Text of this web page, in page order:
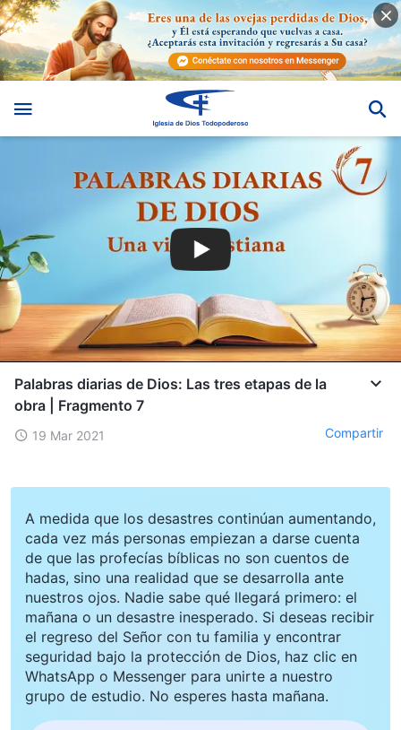
Palabras diarias de Dios: Las tres etapas de la
obra | Fragmento 7
19 Mar 2021 Compartir
A medida que los desastres continúan aumentando,
cada vez más personas empiezan a darse cuenta
de que las profecías bíblicas no son cuentos de
hadas, sino una realidad que se desarrolla ante
nuestros ojos. Nadie sabe qué llegará primero: el
mañana o un desastre inesperado. Si deseas recibir
el regreso del Señor con tu familia y encontrar
seguridad bajo la protección de Dios, haz clic en
WhatsApp o Messenger para unirte a nuestro
grupo de estudio. No esperes hasta mañana.